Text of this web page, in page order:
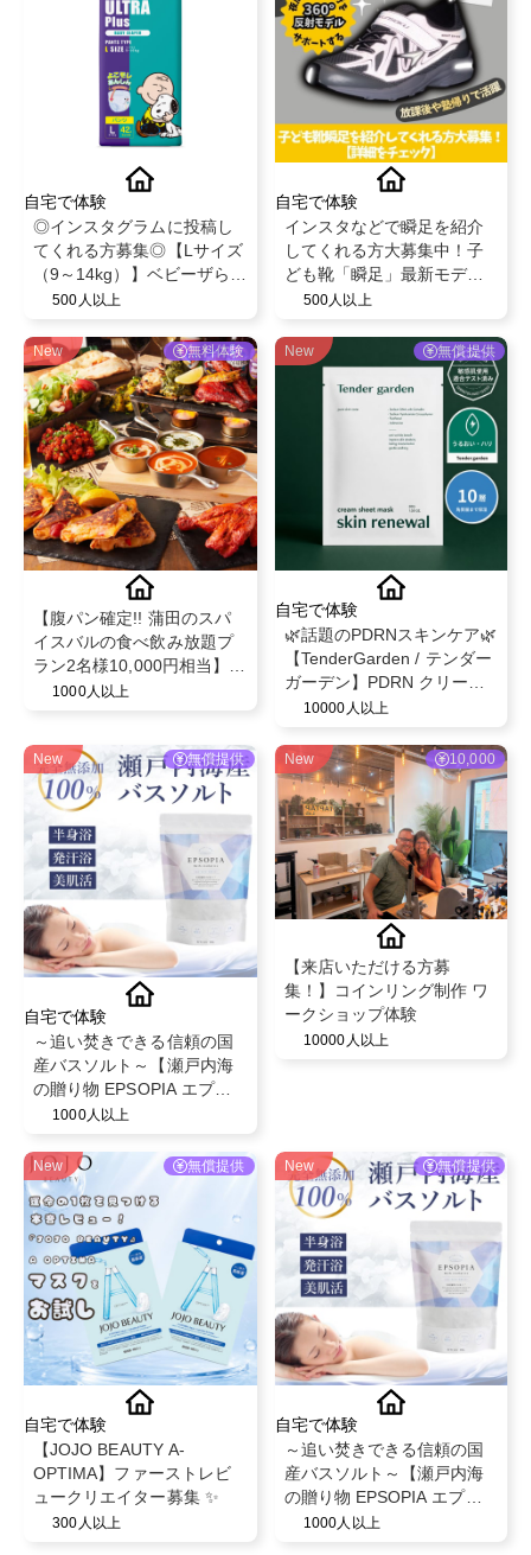
自宅で体験
◎インスタグラムに投稿し
てくれる方募集◎【Lサイズ
（9～14kg）】ベビーザらス
限定！ベビー紙おむつパン
ベビー育児用品◎
500人以上
自宅で体験
インスタなどで瞬足を紹介
してくれる方大募集中！子
ども靴「瞬足」最新モデル
を履いて投稿✨
500人以上
New 無料体験
【腹パン確定!! 蒲田のスパ
イスバルの食べ飲み放題プ
ラン2名様10,000円相当】チ
ーズやスパイスを駆使した
1000人以上
New 無償提供
自宅で体験
🌿話題のPDRNスキンケア🌿
【TenderGarden / テンダー
ガーデン】PDRN クリーム
シートマスク 30g × 5枚 モ
10000人以上
New 無償提供
自宅で体験
～追い焚きできる信頼の国
産バスソルト～【瀬戸内海
の贈り物 EPSOPIA エプソ
ピア】@EPSOPIA
1000人以上
New 10,000
【来店いただける方募
集！】コインリング制作 ワ
ークショップ体験
10000人以上
New 無償提供
自宅で体験
【JOJO BEAUTY A-
OPTIMA】ファーストレビ
ュークリエイター募集 ✨
300人以上
New 無償提供
自宅で体験
～追い焚きできる信頼の国
産バスソルト～【瀬戸内海
の贈り物 EPSOPIA エプソ
ピア】@EPSOPIA
1000人以上